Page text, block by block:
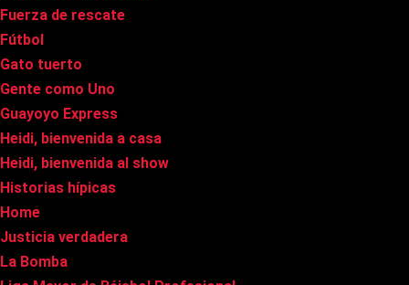
Fuerza de rescate
Fútbol
Gato tuerto
Gente como Uno
Guayoyo Express
Heidi, bienvenida a casa
Heidi, bienvenida al show
Historias hípicas
Home
Justicia verdadera
La Bomba